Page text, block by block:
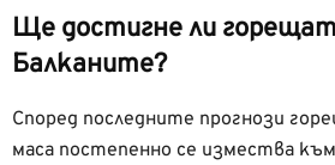
Ще достигне ли
Балканите?
Според последните прогнози
маса постепенно се измества